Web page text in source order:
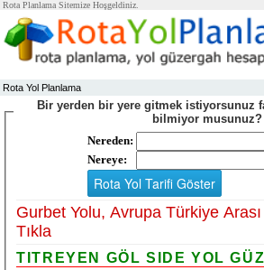
Rota Planlama Sitemize Hoşgeldiniz.
Rota Yol Planlama
Bir yerden bir yere gitmek istiyorsunuz
bilmiyor musunuz?
Nereden:
Nereye:
Gurbet Yolu, Avrupa Türkiye
Tıkla
TITREYEN GÖL SIDE YOL